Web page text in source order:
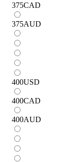
375CAD
375AUD
400USD
400CAD
400AUD